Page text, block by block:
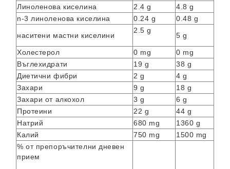
Линоленова киселина
2.4 g
4.8 g
n-3 линоленова киселина
0.24 g 0.48 g
наситени мастни киселини
2.5 g
5 g
Холестерол 0 mg
0 mg
Въглехидрати
19 g
38 g
Диетични фибри
2 g
4 g
Захари
9 g
18 g
Захари от алкохол
3 g
6 g
Протеини
22 g
44 g
Натрий
680 mg
1360 g
Калий
750 mg
1500 mg
% от препоръчителни дневен
прием